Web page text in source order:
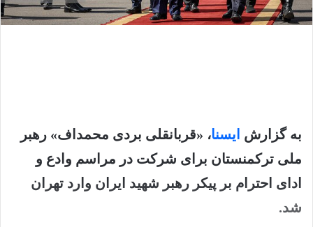
به گزارش ایسنا، «قربانقلی بردی محمداف» رهبر
ملی ترکمنستان برای شرکت در مراسم وادع و
ادای احترام بر پیکر رهبر شهید ایران وارد تهران
شد.